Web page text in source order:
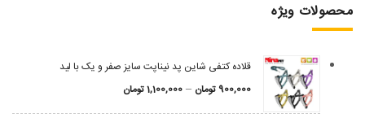
محصولات ویژه
قلاده کتفی شاین پد نیناپت سایز صفر و یک با لید
900,000 تومان –
1,100,000تومان